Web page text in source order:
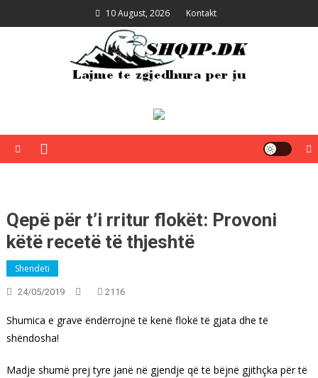
to
10 August, 2026 Kontakt
Qepë për t’i rritur flokët: Provoni
këtë recetë të thjeshtë
Shendeti
24/05/2019 2116
Shumica e grave ëndërrojnë të kenë flokë të gjata dhe të
shëndosha!
Madje shumë prej tyre janë në gjendje që të bëjnë gjithçka për të